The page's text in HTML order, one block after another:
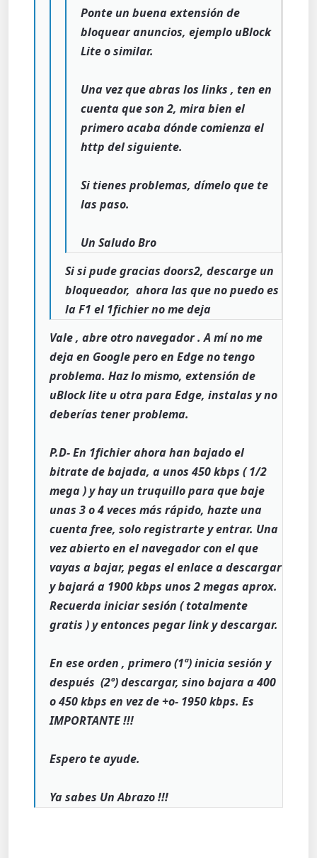
Ponte un buena extensión de
bloquear anuncios, ejemplo uBlock
Lite o similar.
Una vez que abras los links , ten en
cuenta que son 2, mira bien el
primero acaba dónde comienza el
http del siguiente.
Si tienes problemas, dímelo que te
las paso.
Un Saludo Bro
Si si pude gracias doors2, descarge un
bloqueador, ahora las que no puedo es
la F1 el 1fichier no me deja
Vale , abre otro navegador . A mí no me
deja en Google pero en Edge no tengo
problema. Haz lo mismo, extensión de
uBlock lite u otra para Edge, instalas y no
deberías tener problema.
P.D- En 1fichier ahora han bajado el
bitrate de bajada, a unos 450 kbps ( 1/2
mega ) y hay un truquillo para que baje
unas 3 o 4 veces más rápido, hazte una
cuenta free, solo registrarte y entrar. Una
vez abierto en el navegador con el que
vayas a bajar, pegas el enlace a descargar
y bajará a 1900 kbps unos 2 megas aprox.
Recuerda iniciar sesión ( totalmente
gratis ) y entonces pegar link y descargar.
En ese orden , primero (1ª) inicia sesión y
después (2º) descargar, sino bajara a 400
o 450 kbps en vez de +o- 1950 kbps. Es
IMPORTANTE !!!
Espero te ayude.
Ya sabes Un Abrazo !!!